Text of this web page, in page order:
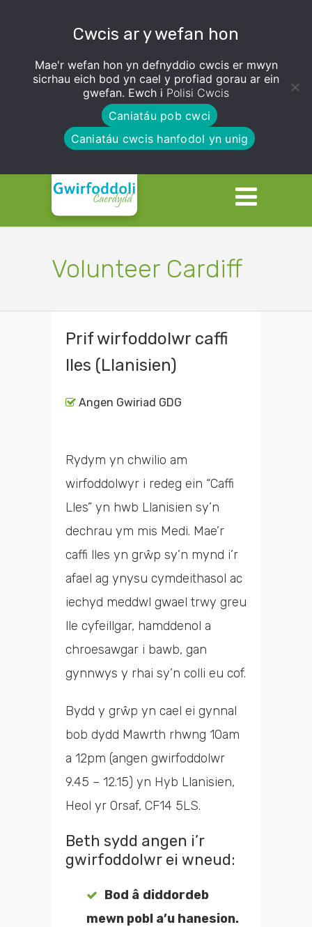
Cwcis ar y wefan hon
Mae'r wefan hon yn defnyddio cwcis er mwyn
sicrhau eich bod yn cael y profiad gorau ar ein
gwefan. Ewch i Polisi Cwcis
Caniatáu pob cwci
Caniatáu cwcis hanfodol yn unig
Volunteer Cardiff
Prif wirfoddolwr caffi
lles (Llanisien)
Angen Gwiriad GDG
Rydym yn chwilio am
wirfoddolwyr i redeg ein “Caffi
Lles” yn hwb Llanisien sy’n
dechrau ym mis Medi. Mae’r
caffi lles yn grŵp sy’n mynd i’r
afael ag ynysu cymdeithasol ac
iechyd meddwl gwael trwy greu
lle cyfeillgar, hamddenol a
chroesawgar i bawb, gan
gynnwys y rhai sy’n colli eu cof.
Bydd y grŵp yn cael ei gynnal
bob dydd Mawrth rhwng 10am
a 12pm (angen gwirfoddolwr
9.45 – 12.15) yn Hyb Llanisien,
Heol yr Orsaf, CF14 5LS.
Beth sydd angen i’r
gwirfoddolwr ei wneud:
Bod â diddordeb
mewn pobl a’u hanesion.